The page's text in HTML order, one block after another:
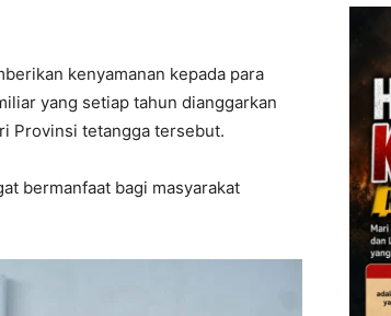
kenyamanan kepada para
yang setiap tahun dianggarkan
Provinsi tetangga tersebut.
bermanfaat bagi masyarakat